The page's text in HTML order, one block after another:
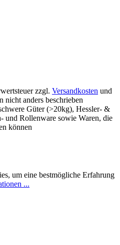
zzgl. Versandkosten und
nicht anders beschrieben
Güter (>20kg), Hessler- &
und Rollenware sowie Waren, die
können
um eine bestmögliche Erfahrung
...